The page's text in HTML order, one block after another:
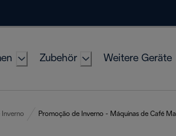
Zubehör Weitere Geräte
Inverno Promoção de Inverno - Máquinas de Café